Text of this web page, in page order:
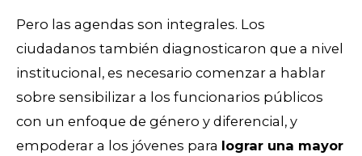
Pero las agendas son integrales. Los
ciudadanos también diagnosticaron que a nivel
institucional, es necesario comenzar a hablar
sobre sensibilizar a los funcionarios públicos
con un enfoque de género y diferencial, y
empoderar a los jóvenes para lograr una mayor